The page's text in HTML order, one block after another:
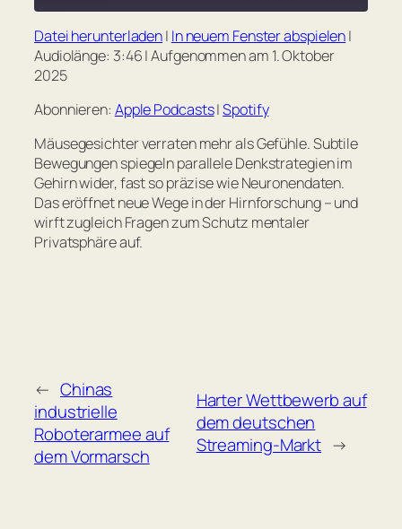
seconds
Apple Podcasts
RSS FEED
TEILEN
LINK
Datei herunterladen| In neuem Fenster abspielen|
Audiolänge: 3:46|Aufgenommen am 1. Oktober
2025
Abonnieren: Apple Podcasts|Spotify
Mäusegesichter verraten mehr als Gefühle. Subtile
Bewegungen spiegeln parallele Denkstrategien im
Gehirn wider, fast so präzise wie Neuronendaten.
Das eröffnet neue Wege in der Hirnforschung – und
wirft zugleich Fragen zum Schutz mentaler
Privatsphäre auf.
← Chinas
industrielle
Roboterarmee auf
dem Vormarsch
Harter Wettbewerb auf
dem deutschen
Streaming-Markt →